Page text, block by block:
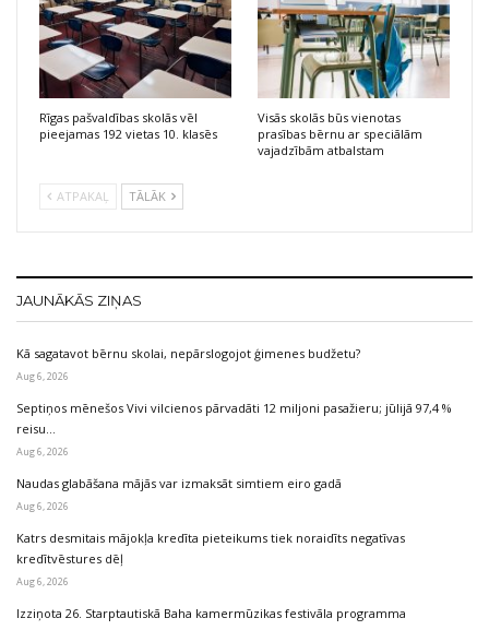
Rīgas pašvaldības skolās vēl
pieejamas 192 vietas 10. klasēs
Visās skolās būs vienotas
prasības bērnu ar speciālām
vajadzībām atbalstam
ATPAKAĻ TĀLĀK
JAUNĀKĀS ZIŅAS
Kā sagatavot bērnu skolai, nepārslogojot ģimenes budžetu?
Aug 6, 2026
Septiņos mēnešos Vivi vilcienos pārvadāti 12 miljoni pasažieru; jūlijā 97,4 %
reisu…
Aug 6, 2026
Naudas glabāšana mājās var izmaksāt simtiem eiro gadā
Aug 6, 2026
Katrs desmitais mājokļa kredīta pieteikums tiek noraidīts negatīvas
kredītvēstures dēļ
Aug 6, 2026
Izziņota 26. Starptautiskā Baha kamermūzikas festivāla programma